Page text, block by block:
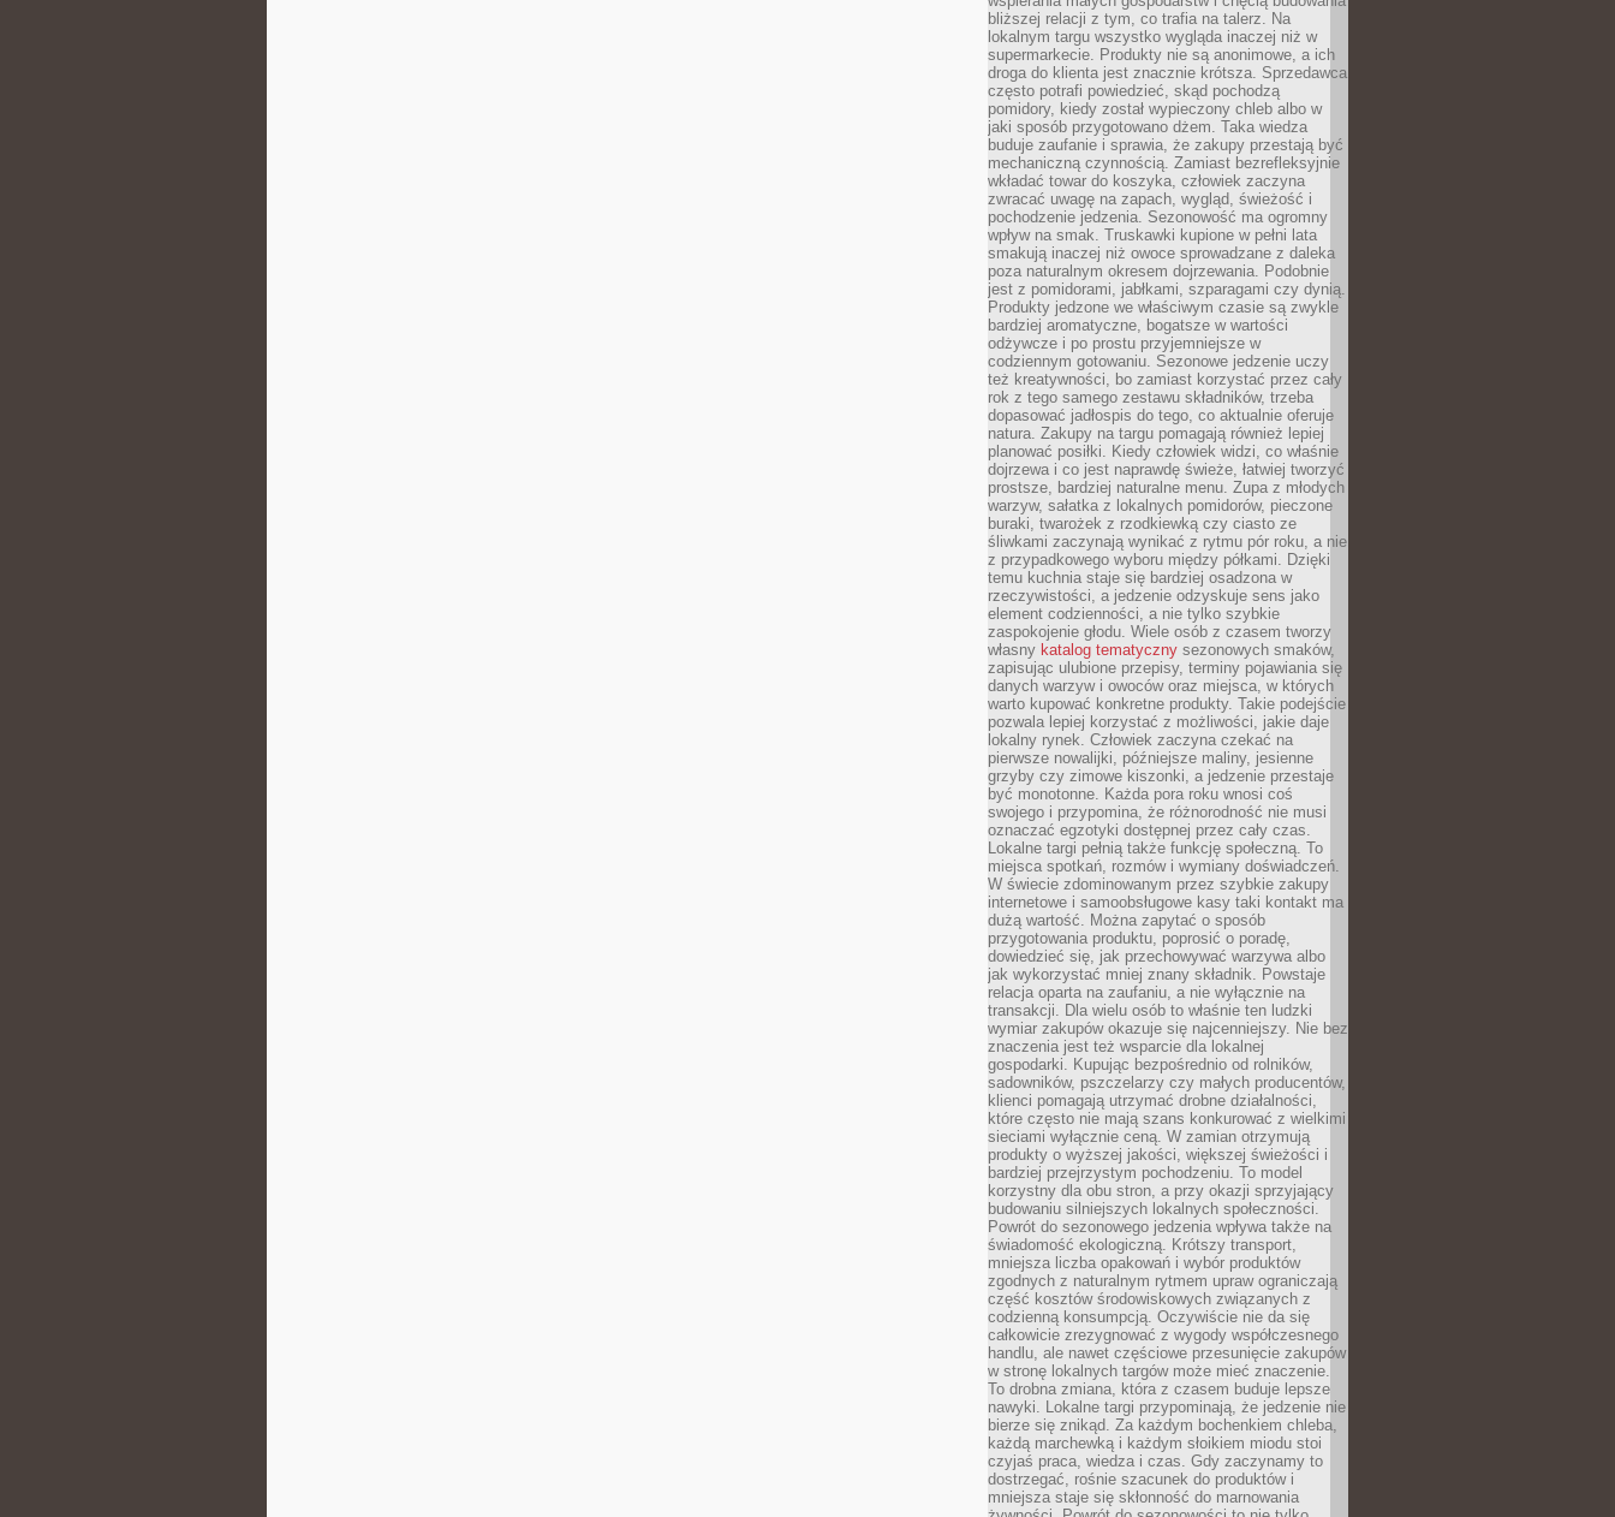
bliższej relacji z tym, co trafia na talerz. Na
lokalnym targu wszystko wygląda inaczej niż w
supermarkecie. Produkty nie są anonimowe, a ich
droga do klienta jest znacznie krótsza. Sprzedawca
często potrafi powiedzieć, skąd pochodzą
pomidory, kiedy został wypieczony chleb albo w
jaki sposób przygotowano dżem. Taka wiedza
buduje zaufanie i sprawia, że zakupy przestają być
mechaniczną czynnością. Zamiast bezrefleksyjnie
wkładać towar do koszyka, człowiek zaczyna
zwracać uwagę na zapach, wygląd, świeżość i
pochodzenie jedzenia. Sezonowość ma ogromny
wpływ na smak. Truskawki kupione w pełni lata
smakują inaczej niż owoce sprowadzane z daleka
poza naturalnym okresem dojrzewania. Podobnie
jest z pomidorami, jabłkami, szparagami czy dynią.
Produkty jedzone we właściwym czasie są zwykle
bardziej aromatyczne, bogatsze w wartości
odżywcze i po prostu przyjemniejsze w
codziennym gotowaniu. Sezonowe jedzenie uczy
też kreatywności, bo zamiast korzystać przez cały
rok z tego samego zestawu składników, trzeba
dopasować jadłospis do tego, co aktualnie oferuje
natura. Zakupy na targu pomagają również lepiej
planować posiłki. Kiedy człowiek widzi, co właśnie
dojrzewa i co jest naprawdę świeże, łatwiej tworzyć
prostsze, bardziej naturalne menu. Zupa z młodych
warzyw, sałatka z lokalnych pomidorów, pieczone
buraki, twarożek z rzodkiewką czy ciasto ze
śliwkami zaczynają wynikać z rytmu pór roku, a nie
z przypadkowego wyboru między półkami. Dzięki
temu kuchnia staje się bardziej osadzona w
rzeczywistości, a jedzenie odzyskuje sens jako
element codzienności, a nie tylko szybkie
zaspokojenie głodu. Wiele osób z czasem tworzy
własny katalog tematyczny sezonowych smaków,
zapisując ulubione przepisy, terminy pojawiania się
danych warzyw i owoców oraz miejsca, w których
warto kupować konkretne produkty. Takie podejście
pozwala lepiej korzystać z możliwości, jakie daje
lokalny rynek. Człowiek zaczyna czekać na
pierwsze nowalijki, późniejsze maliny, jesienne
grzyby czy zimowe kiszonki, a jedzenie przestaje
być monotonne. Każda pora roku wnosi coś
swojego i przypomina, że różnorodność nie musi
oznaczać egzotyki dostępnej przez cały czas.
Lokalne targi pełnią także funkcję społeczną. To
miejsca spotkań, rozmów i wymiany doświadczeń.
W świecie zdominowanym przez szybkie zakupy
internetowe i samoobsługowe kasy taki kontakt ma
dużą wartość. Można zapytać o sposób
przygotowania produktu, poprosić o poradę,
dowiedzieć się, jak przechowywać warzywa albo
jak wykorzystać mniej znany składnik. Powstaje
relacja oparta na zaufaniu, a nie wyłącznie na
transakcji. Dla wielu osób to właśnie ten ludzki
wymiar zakupów okazuje się najcenniejszy. Nie bez
znaczenia jest też wsparcie dla lokalnej
gospodarki. Kupując bezpośrednio od rolników,
sadowników, pszczelarzy czy małych producentów,
klienci pomagają utrzymać drobne działalności,
które często nie mają szans konkurować z wielkimi
sieciami wyłącznie ceną. W zamian otrzymują
produkty o wyższej jakości, większej świeżości i
bardziej przejrzystym pochodzeniu. To model
korzystny dla obu stron, a przy okazji sprzyjający
budowaniu silniejszych lokalnych społeczności.
Powrót do sezonowego jedzenia wpływa także na
świadomość ekologiczną. Krótszy transport,
mniejsza liczba opakowań i wybór produktów
zgodnych z naturalnym rytmem upraw ograniczają
część kosztów środowiskowych związanych z
codzienną konsumpcją. Oczywiście nie da się
całkowicie zrezygnować z wygody współczesnego
handlu, ale nawet częściowe przesunięcie zakupów
w stronę lokalnych targów może mieć znaczenie.
To drobna zmiana, która z czasem buduje lepsze
nawyki. Lokalne targi przypominają, że jedzenie nie
bierze się znikąd. Za każdym bochenkiem chleba,
każdą marchewką i każdym słoikiem miodu stoi
czyjaś praca, wiedza i czas. Gdy zaczynamy to
dostrzegać, rośnie szacunek do produktów i
mniejsza staje się skłonność do marnowania